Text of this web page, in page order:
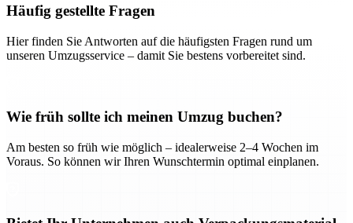
Häufig gestellte Fragen
Hier finden Sie Antworten auf die häufigsten Fragen rund um
unseren Umzugsservice – damit Sie bestens vorbereitet sind.
Wie früh sollte ich meinen Umzug buchen?
Am besten so früh wie möglich – idealerweise 2–4 Wochen im
Voraus. So können wir Ihren Wunschtermin optimal einplanen.